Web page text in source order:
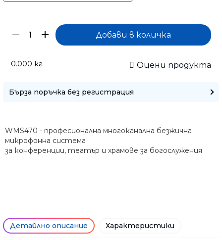
0.000 кг Оцени продукта
Бърза поръчка без регистрация
Само
WMS470 - професионална многоканална безжична
микрофонна система
за конференции, театър и храмове за богослужения
Детайлно описание Характеристики